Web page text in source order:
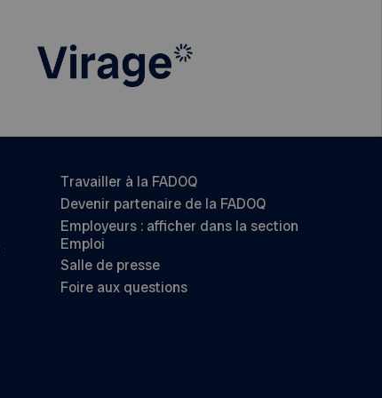
Travailler à la FADOQ
Devenir partenaire de la FADOQ
Employeurs : afficher dans la section
Emploi
Salle de presse
Foire aux questions